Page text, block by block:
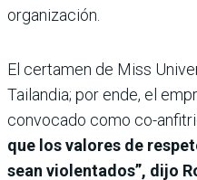
organización.
El certamen de Miss
Tailandia; por ende, el
convocado como co-
que los valores de
sean violentados”, dijo